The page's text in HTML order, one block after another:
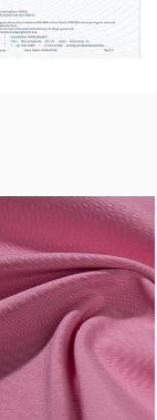
a clientes en
seleccione
su solicitud,
al cliente